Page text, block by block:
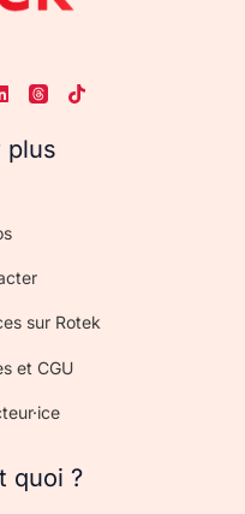
plus
sur Rotek
et CGU
quoi ?